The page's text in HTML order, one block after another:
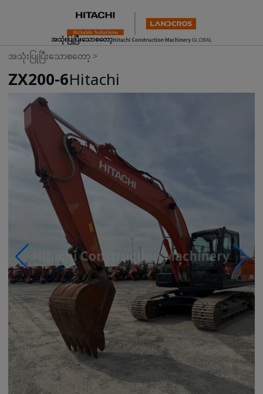
အသုံးပြုပြီးသောစတော့
အသုံးပြုပြီးသောစတော့ >
ZX200-6Hitachi
Photos & Videos